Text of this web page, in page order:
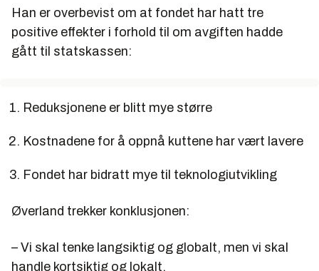
Han er overbevist om at fondet har hatt tre
positive effekter i forhold til om avgiften hadde
gått til statskassen:
Reduksjonene er blitt mye større
Kostnadene for å oppnå kuttene har vært lavere
Fondet har bidratt mye til teknologiutvikling
Øverland trekker konklusjonen:
– Vi skal tenke langsiktig og globalt, men vi skal
handle kortsiktig og lokalt.